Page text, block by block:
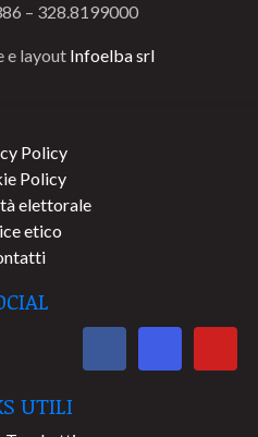
– 328.8199000
e layout Infoelba srl
Policy
Policy
elettorale
etico
UTILI